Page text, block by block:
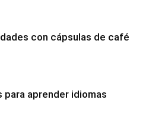
con cápsulas de café
para aprender idiomas